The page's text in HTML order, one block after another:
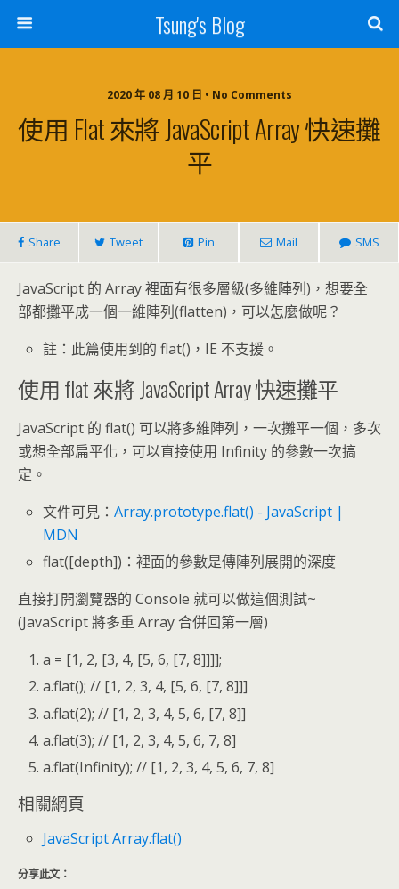
Tsung's Blog
2020 年 08 月 10 日 • No Comments
使用 Flat 來將 JavaScript Array 快速攤
平
Share Tweet Pin Mail SMS
JavaScript 的 Array 裡面有很多層級(多維陣列)，想要全
部都攤平成一個一維陣列(flatten)，可以怎麼做呢？
註：此篇使用到的 flat()，IE 不支援。
使用 flat 來將 JavaScript Array 快速攤平
JavaScript 的 flat() 可以將多維陣列，一次攤平一個，多次
或想全部扁平化，可以直接使用 Infinity 的參數一次搞
定。
文件可見：Array.prototype.flat() - JavaScript |
MDN
flat([depth])：裡面的參數是傳陣列展開的深度
直接打開瀏覽器的 Console 就可以做這個測試~
(JavaScript 將多重 Array 合併回第一層)
a = [1, 2, [3, 4, [5, 6, [7, 8]]]];
a.flat(); // [1, 2, 3, 4, [5, 6, [7, 8]]]
a.flat(2); // [1, 2, 3, 4, 5, 6, [7, 8]]
a.flat(3); // [1, 2, 3, 4, 5, 6, 7, 8]
a.flat(Infinity); // [1, 2, 3, 4, 5, 6, 7, 8]
相關網頁
JavaScript Array.flat()
分享此文：